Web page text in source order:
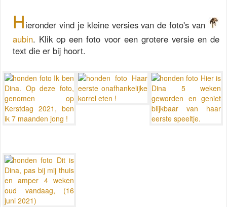
Hieronder vind je kleine versies van de foto's van
aubin. Klik op een foto voor een grotere versie en de
text die er bij hoort.